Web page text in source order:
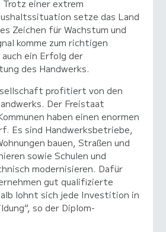
Trotz einer extrem
setze das Land
Zeichen für Wachstum und
komme zum richtigen
ein Erfolg der
des Handwerks.
profitiert von den
Der Freistaat
haben einen enormen
Es sind Handwerksbetriebe,
bauen, Straßen und
sowie Schulen und
modernisieren. Dafür
gut qualifizierte
lohnt sich jede Investition in
so der Diplom-